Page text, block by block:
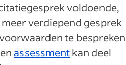
voldoende,
verdiepend gesprek
te bespreken
assessmentkan deel